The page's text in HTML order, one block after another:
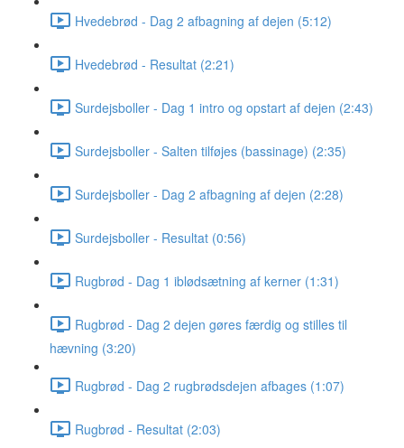
Hvedebrød - Dag 2 afbagning af dejen (5:12)
Hvedebrød - Resultat (2:21)
Surdejsboller - Dag 1 intro og opstart af dejen (2:43)
Surdejsboller - Salten tilføjes (bassinage) (2:35)
Surdejsboller - Dag 2 afbagning af dejen (2:28)
Surdejsboller - Resultat (0:56)
Rugbrød - Dag 1 iblødsætning af kerner (1:31)
Rugbrød - Dag 2 dejen gøres færdig og stilles til
hævning (3:20)
Rugbrød - Dag 2 rugbrødsdejen afbages (1:07)
Rugbrød - Resultat (2:03)